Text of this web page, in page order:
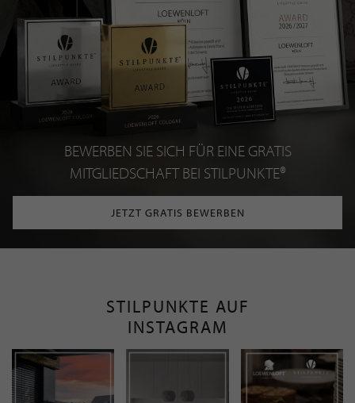
BEWERBEN SIE SICH FÜR EINE GRATIS
MITGLIEDSCHAFT BEI STILPUNKTE®
JETZT GRATIS BEWERBEN
STILPUNKTE AUF
INSTAGRAM